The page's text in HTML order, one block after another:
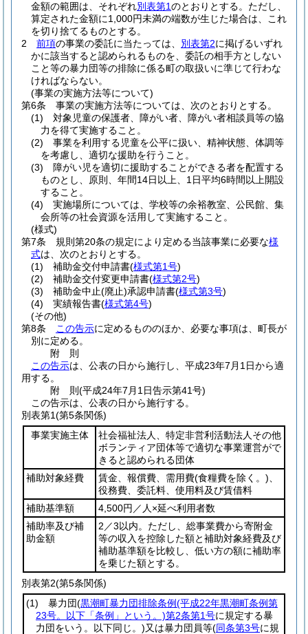
金額の範囲は、それぞれ別表第1のとおりとする。 ただし、
算定された金額に1,000円未満の端数が生じた場合は、これ
を切り捨てるものとする。
2
前項の事業の委託に当たっては、 別表第2に掲げるいずれ
かに該当すると認められるものを、委託の相手方としない
こと等の暴力団等の排除に係る町の取扱いに準じて行わな
ければならない。
(事業の実施方法等について)
第6条
事業の実施方法等については、次のとおりとする。
(1)
対象児童の保護者、障がい者、障がい者相談員等の協
力を得て実施すること。
(2)
事業を利用する児童を公平に扱い、精神状態、体調等
を考慮し、適切な援助を行うこと。
(3)
障がい児を適切に援助することができる者を配置する
ものとし、原則、年間14日以上、1日平均6時間以上開設
すること。
(4)
実施場所については、学校等の余裕教室、公民館、集
会所等の社会資源を活用して実施すること。
(様式)
第7条
規則第20条の規定により定める当該事業に必要な様
式は、次のとおりとする。
(1)
補助金交付申請書(様式第1号)
(2)
補助金交付変更申請書(様式第2号)
(3)
補助金中止(廃止)承認申請書(様式第3号)
(4)
実績報告書(様式第4号)
(その他)
第8条
この告示に定めるもののほか、必要な事項は、町長が
別に定める。
附 則
この告示は、公表の日から施行し、平成23年7月1日から適
用する。
附 則(平成24年7月1日告示第41号)
この告示は、公表の日から施行する。
別表第1(第5条関係)
事業実施主体
社会福祉法人、特定非営利活動法人その他
ボランティア団体等で適切な事業運営がで
きると認められる団体
補助対象経費
賃金、報償費、需用費(食糧費を除く。)
役務費、委託料、使用料及び賃借料
補助基準額
4,500円／人×延べ利用者数
補助率及び補
助金額
2／3以内。ただし、総事業費から寄附金
等の収入を控除した額と補助対象経費及び
補助基準額を比較し、低い方の額に補助率
を乗じた額とする。
別表第2(第5条関係)
(1) 暴力団(黒潮町暴力団排除条例(平成22年黒潮町条例第
23号。以下「条例」という。)第2条第1号に規定する暴
力団をいう。以下同じ。)又は暴力団員等(同条第3号に規